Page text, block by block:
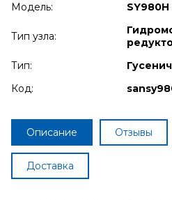
Модель:
SY980H
Тип узла:
Тип:
Код:
Описание Отзывы
Доставка